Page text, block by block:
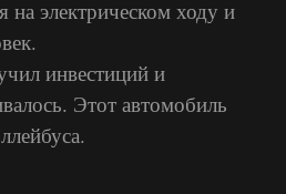
электрическом ходу и
инвестиций и
Этот автомобиль